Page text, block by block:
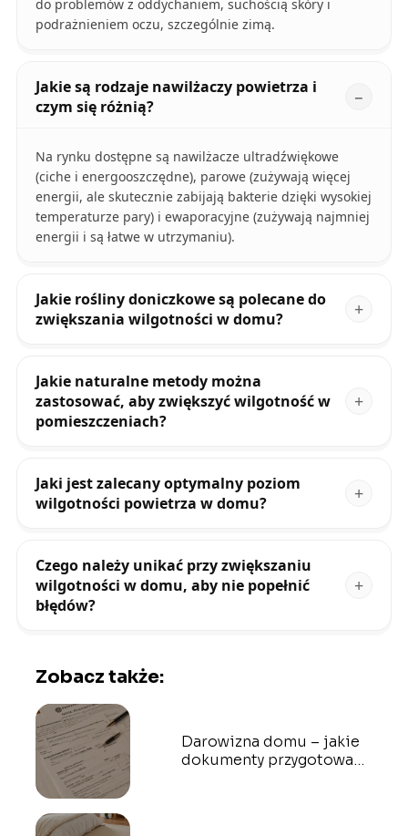
do problemów z oddychaniem, suchością skóry i
podrażnieniem oczu, szczególnie zimą.
Jakie są rodzaje nawilżaczy powietrza i
czym się różnią?
Na rynku dostępne są nawilżacze ultradźwiękowe
(ciche i energooszczędne), parowe (zużywają więcej
energii, ale skutecznie zabijają bakterie dzięki wysokiej
temperaturze pary) i ewaporacyjne (zużywają najmniej
energii i są łatwe w utrzymaniu).
Jakie rośliny doniczkowe są polecane do
zwiększania wilgotności w domu?
Jakie naturalne metody można
zastosować, aby zwiększyć wilgotność w
pomieszczeniach?
Jaki jest zalecany optymalny poziom
wilgotności powietrza w domu?
Czego należy unikać przy zwiększaniu
wilgotności w domu, aby nie popełnić
błędów?
Zobacz także:
Darowizna domu – jakie
dokumenty przygotować